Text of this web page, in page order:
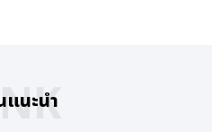
ทำงานร่วมกับมนุษย์ ที่สามา
แนะนำ